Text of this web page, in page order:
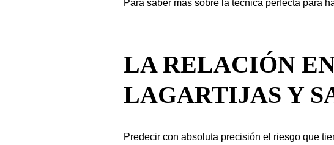
Para saber más sobre la técnica perfecta para
LA RELACIÓN
LAGARTIJAS Y
Predecir con absoluta precisión el riesgo que